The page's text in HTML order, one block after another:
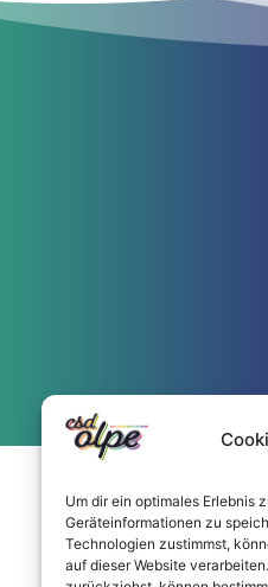
Um dir ein optimales Erlebnis
Geräteinformationen zu
Technologien zustimmst,
auf dieser Website